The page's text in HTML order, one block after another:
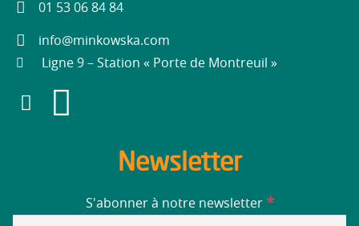
01 53 06 84 84
info@minkowska.com
Ligne 9 – Station « Porte de Montreuil »
Newsletter
S'abonner à notre newsletter *